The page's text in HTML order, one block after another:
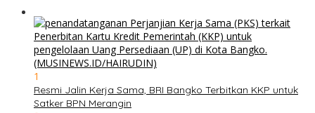
1
​Resmi Jalin Kerja Sama, BRI Bangko Terbitkan KKP untuk
Satker BPN Merangin